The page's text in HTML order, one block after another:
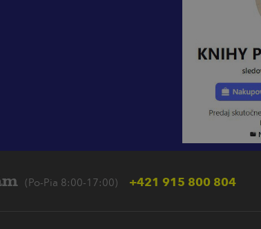
(Po-Pia 8:00-17:00) +421 915 800 804